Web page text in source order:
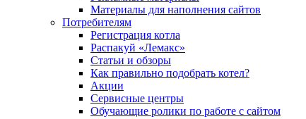
Материалы для наполнения сайтов
Потребителям
Регистрация котла
Распакуй «Лемакс»
Статьи и обзоры
Как правильно подобрать котел?
Акции
Сервисные центры
Обучающие ролики по работе с сайтом